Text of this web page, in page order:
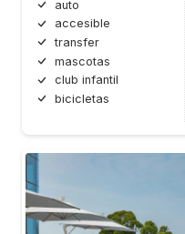
auto
accesible
transfer
mascotas
club infantil
bicicletas